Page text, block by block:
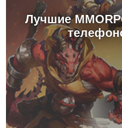
Лучшие